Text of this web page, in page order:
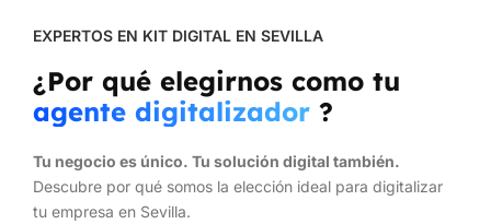
EXPERTOS EN KIT DIGITAL EN SEVILLA
¿Por qué elegirnos como tu
agente digitalizador ?
Tu negocio es único. Tu solución digital también.
Descubre por qué somos la elección ideal para digitalizar
tu empresa en Sevilla.